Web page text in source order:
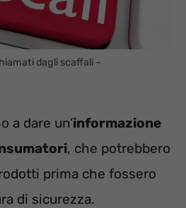
dagli scaffali –
a dare un’informazione
, che potrebbero
prima che fossero
di sicurezza.